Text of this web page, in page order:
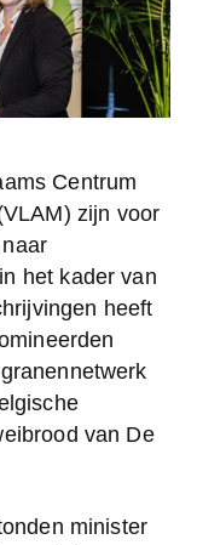
Centrum
zijn voor
het kader van
heeft
van De
minister